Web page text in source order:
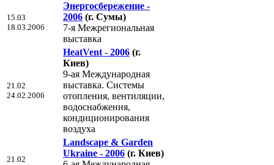
15.03
18.03.2006
Энергосбережение -
2006 (г. Сумы)
7-я Межрегиональная
выставка
21.02
24.02.2006
HeatVent - 2006 (г.
Киев)
9-ая Международная
выставка. Системы
отопления, вентиляции,
водоснабжения,
кондиционирования
воздуха
21.02
Landscape & Garden
Ukraine - 2006 (г. Киев)